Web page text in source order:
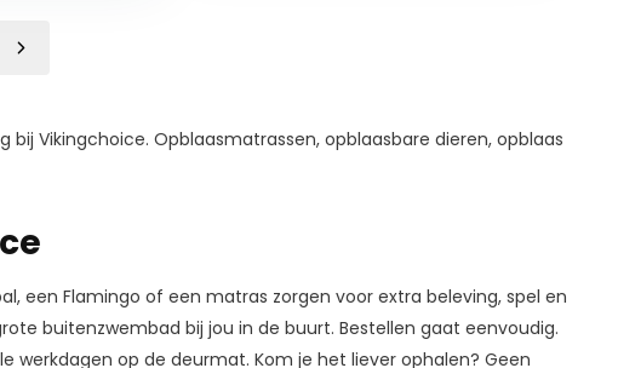
Vikingchoice. Opblaasmatrassen, opblaasbare dieren, opblaas
een Flamingo of een matras zorgen voor extra beleving, spel en
buitenzwembad bij jou in de buurt. Bestellen gaat eenvoudig.
op de deurmat. Kom je het liever ophalen? Geen